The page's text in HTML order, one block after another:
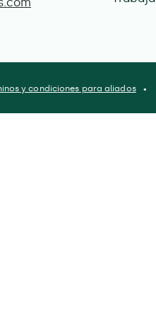
y condiciones para aliados